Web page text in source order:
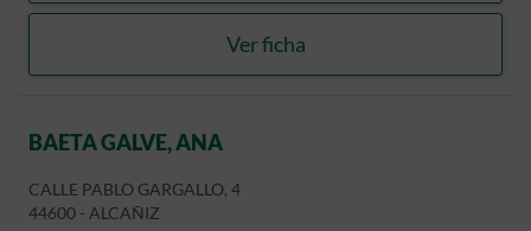
Ver ficha
MONFORTE FANDOS,
BAETA GALVE, ANA
CALLE PABLO GARGALLO, 4
44600 - ALCAÑIZ